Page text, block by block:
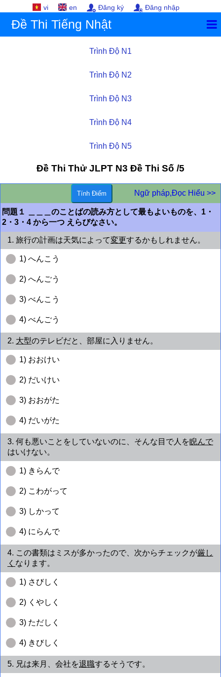
vi en Đăng ký Đăng nhập
Đề Thi Tiếng Nhật
Trình Độ N1
Trình Độ N2
Trình Độ N3
Trình Độ N4
Trình Độ N5
Đề Thi Thử JLPT N3 Đề Thi Số /5
Ngữ pháp,Đọc Hiểu >>
問題１ ＿＿＿のことばの読み方として最もよいものを、1・
2・3・4 から一つ えらびなさい。
1. 旅行の計画は天気によって変更するかもしれません。
1) へんこう
2) へんごう
3) べんこう
4) べんごう
2. 大型のテレビだと、部屋に入りません。
1) おおけい
2) だいけい
3) おおがた
4) だいがた
3. 何も悪いことをしていないのに、そんな目で人を睨んで
はいけない。
1) きらんで
2) こわがって
3) しかって
4) にらんで
4. この書類はミスが多かったので、次からチェックが厳し
く なります。
1) さびしく
2) くやしく
3) ただしく
4) きびしく
5. 兄は来月、会社を退職するそうです。